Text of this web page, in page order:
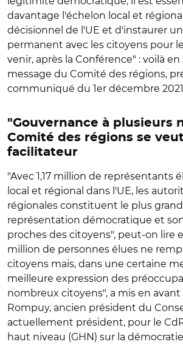
davantage l'échelon local et
décisionnel de l'UE et d'instaurer
permanent avec les citoyens pour
venir, après la Conférence" : voilà
message du Comité des régions,
communiqué du 1er décembre
"Gouvernance à plusieurs
Comité des régions se
facilitateur
"Avec 1,17 million de représentants
local et régional dans l'UE, les
régionales constituent le plus
représentation démocratique et
proches des citoyens", peut-on lire
million de personnes élues ne
citoyens mais, dans une certaine
meilleure expression des
nombreux citoyens", a mis en avant
Rompuy, ancien président du
actuellement président, pour le
haut niveau (GHN) sur la